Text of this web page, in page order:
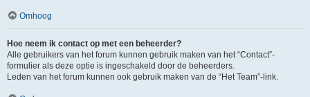
Omhoog
Hoe neem ik contact op met een beheerder?
Alle gebruikers van het forum kunnen gebruik maken van het “Contact”-
formulier als deze optie is ingeschakeld door de beheerders.
Leden van het forum kunnen ook gebruik maken van de “Het Team”-link.